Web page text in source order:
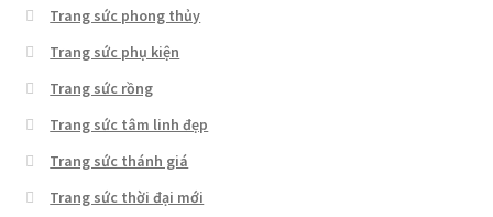
Trang sức phong thủy
Trang sức phụ kiện
Trang sức rồng
Trang sức tâm linh đẹp
Trang sức thánh giá
Trang sức thời đại mới